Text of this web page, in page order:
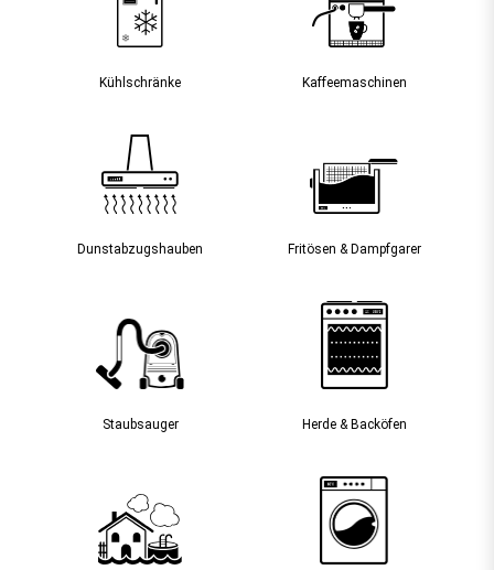
Kühlschränke Kaffee­maschinen
Dunst­abzugs­hauben Fritösen & Dampfgarer
Staubsauger­ Herde & Backöfen